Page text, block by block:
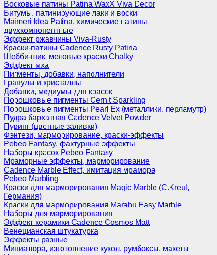
Восковые патины Patina WaxX Viva Decor
Битумы, патинирующие лаки и воски
Maimeri Idea Patina, химические патины
двухкомпонентные
Эффект ржавчины Viva-Rusty
Краски-патины Cadence Rusty Patina
Шебби-шик, меловые краски Chalky
Эффект мха
Пигменты, добавки, наполнители
Гранулы и кристаллы
Добавки, медиумы для красок
Порошковые пигменты Cernit Sparkling
Порошковые пигменты Pearl Ex (металлики, перламутр)
Пудра бархатная Cadence Velvet Powder
Пуринг (цветные заливки)
Фэнтези, марморирование, краски-эффекты
Pebeo Fantasy, фактурные эффекты
Наборы красок Pebeo Fantasy
Мраморные эффекты, марморирование
Cadence Marble Effect, имитация мрамора
Pebeo Marbling
Краски для марморирования Magic Marble (C.Kreul,
Германия)
Краски для марморирования Marabu Easy Marble
Наборы для марморирования
Эффект керамики Cadence Cosmos Matt
Венецианская штукатурка
Эффекты разные
Миниатюра, изготовление кукол, румбоксы, макеты